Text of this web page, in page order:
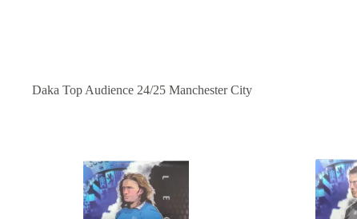
Daka Top Audience 24/25 Manchester City